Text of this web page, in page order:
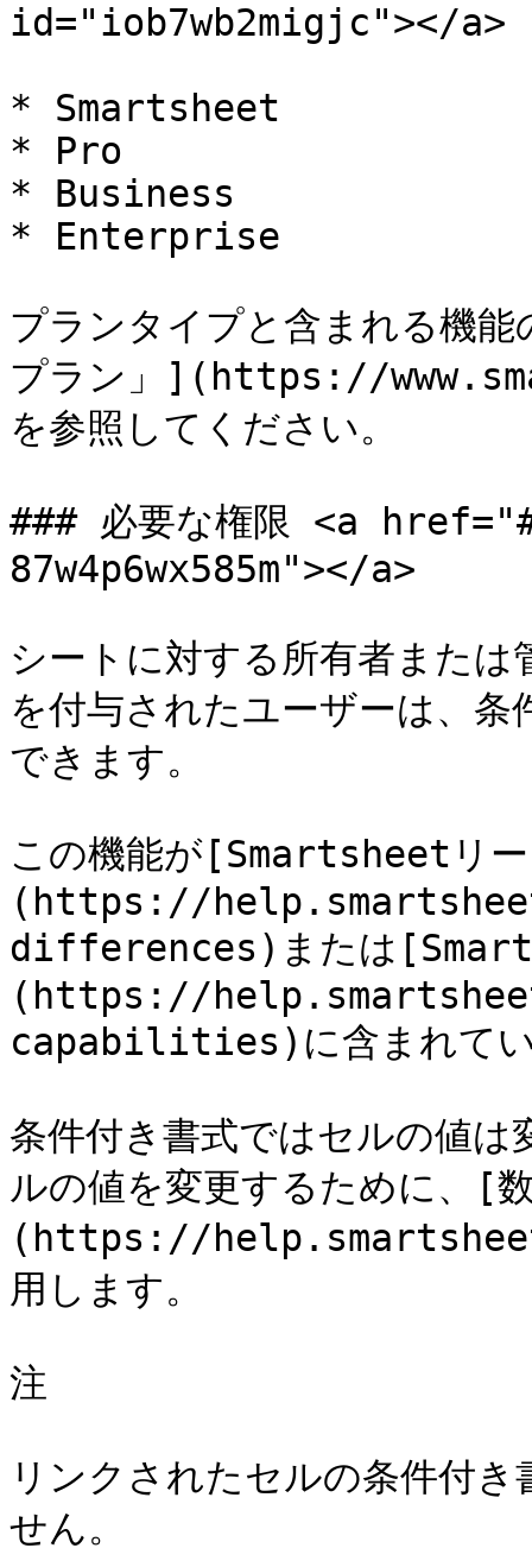
id="iob7wb2migjc"></a>
* Smartsheet
* Pro
* Business
* Enterprise
プランタイプと含まれる機
プラン」](https://
を参照してください。
### 必要な権限 <a
87w4p6wx585m"></a>
シートに対する所有者また
を付与されたユーザーは、
できます。
この機能が[Smartsheetリ
(https://
differences)または
(https://
capabilities)に含まれてい
条件付き書式ではセルの値
ルの値を変更するために、[
(https://
用します。
注
リンクされたセルの条件付
せん。